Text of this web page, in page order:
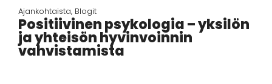
Ajankohtaista, Blogit
Positiivinen psykologia – yksilön
ja yhteisön hyvinvoinnin
vahvistamista